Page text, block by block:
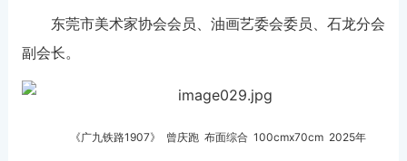
东莞市美术家协会会员、油画艺委会委员、石龙分会
副会长。
《广九铁路1907》 曾庆跑 布面综合 100cmx70cm 2025年